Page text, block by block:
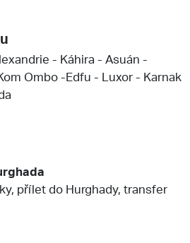
- Káhira - Asuán -
Ombo -Edfu - Luxor - Karnak
přílet do Hurghady, transfer